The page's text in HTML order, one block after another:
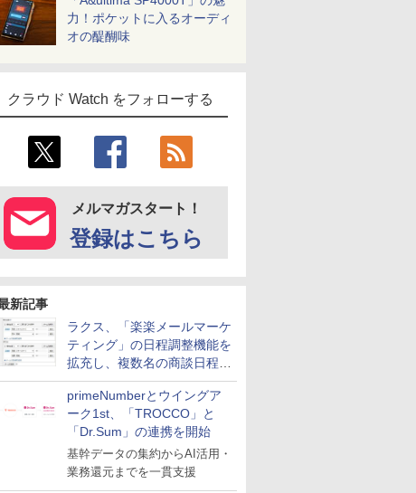
力！ポケットに入るオーディ
オの醍醐味
クラウド Watch をフォローする
メルマガスタート！
登録はこちら
新記事
ラクス、「楽楽メールマーケ
ティング」の日程調整機能を
拡充し、複数名の商談日程調
整を効率化
primeNumberとウイングア
ーク1st、「TROCCO」と
「Dr.Sum」の連携を開始
基幹データの集約からAI活用・
業務還元までを一貫支援